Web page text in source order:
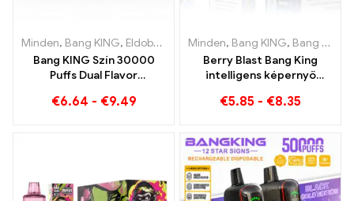
Minden, Bang KING, Eldobható e-cigaretta Litvánia ,Eldobható
Bang KING Szín 30000
Puffs Dual Flavor
áfonya málna és
€6.64 - €9.49
Minden, Bang KING, Bang King Smart Screen 15000 Pöfékel
Berry Blast Bang King
intelligens képernyő
generációs eldobható e-
€5.85 - €8.35